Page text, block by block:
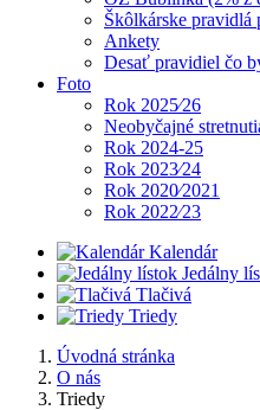
Škôlkárske pravidlá
Ankety
Desať pravidiel čo
Foto
Rok 2025⁄26
Neobyčajné
Rok 2024-25
Rok 2023⁄24
Rok 2020⁄2021
Rok 2022⁄23
Kalendár
Jedálny
Tlačivá
Triedy
Úvodná stránka
O nás
Triedy